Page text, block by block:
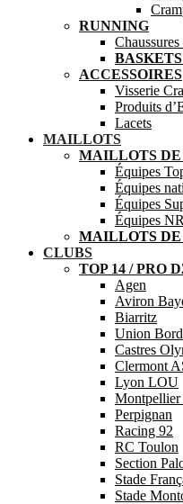
RUNNING
ACCESSOIRES
Visserie
Produits
Lacets
MAILLOTS
MAILLOTS
Équipes
Équipes
Équipes
Équipes
MAILLOTS
CLUBS
TOP 14 / PRO
Agen
Aviron
Biarritz
Union
Castres
Clermont
Lyon LOU
Montpellier
Perpignan
Racing 92
RC Toulon
Section
Stade
Stade